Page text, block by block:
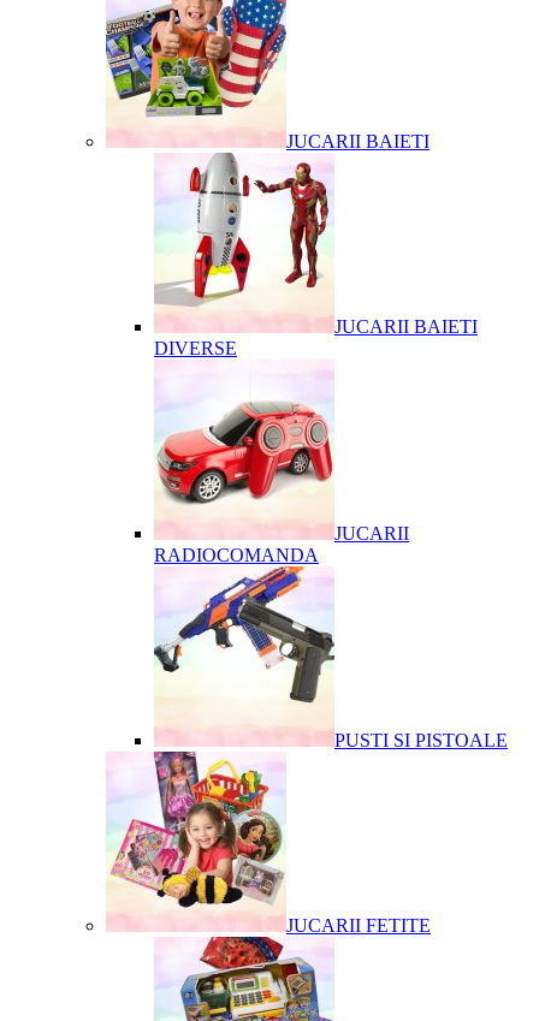
JUCARII BAIETI
JUCARII BAIETI
DIVERSE
JUCARII
RADIOCOMANDA
PUSTI SI PISTOALE
JUCARII FETITE